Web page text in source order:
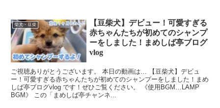
柴犬・豆柴
【豆柴犬】デビュー！可愛すぎる
赤ちゃんたちが初めてのシャンプ
ーをしました！まめしば亭ブログ
vlog
ご視聴ありがとうございます。 本日の動画は… 【豆柴犬】デビュ
ー！可愛すぎる赤ちゃんたちが初めてのシャンプーをしました！まめ
しば亭ブログvlog です！ぜひご覧ください。 《使用BGM…LAMP
BGM》 この「まめしば亭チャンネ...